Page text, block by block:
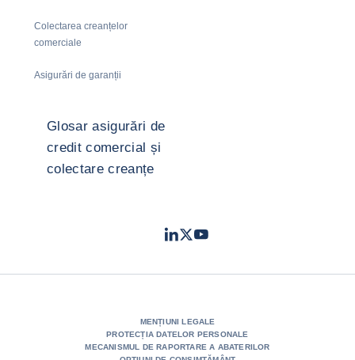
Colectarea creanțelor
comerciale
Asigurări de garanții
Glosar asigurări de
credit comercial și
colectare creanțe
LinkedIn
TwitterYoutube
MENȚIUNI LEGALE
PROTECȚIA DATELOR PERSONALE
MECANISMUL DE RAPORTARE A ABATERILOR